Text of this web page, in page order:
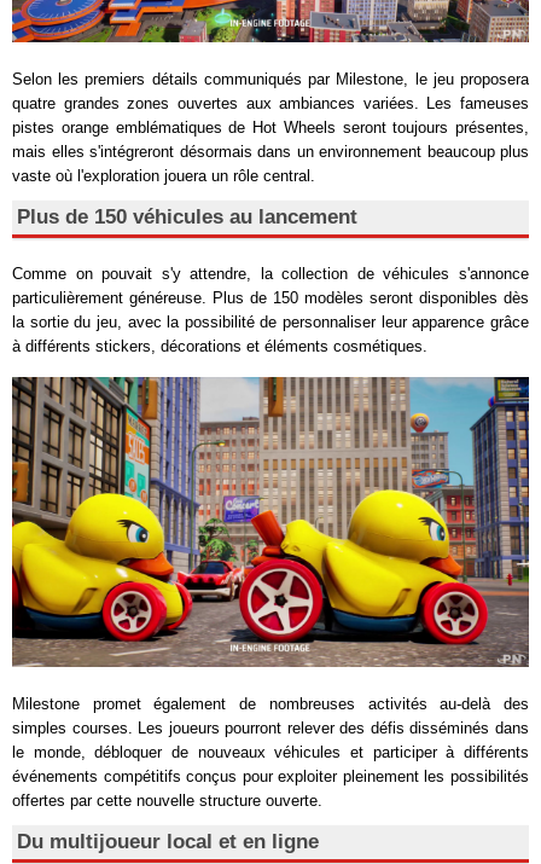
Selon les premiers détails communiqués par Milestone, le jeu proposera
quatre grandes zones ouvertes aux ambiances variées. Les fameuses
pistes orange emblématiques de Hot Wheels seront toujours présentes,
mais elles s'intégreront désormais dans un environnement beaucoup plus
vaste où l'exploration jouera un rôle central.
Plus de 150 véhicules au lancement
Comme on pouvait s'y attendre, la collection de véhicules s'annonce
particulièrement généreuse. Plus de 150 modèles seront disponibles dès
la sortie du jeu, avec la possibilité de personnaliser leur apparence grâce
à différents stickers, décorations et éléments cosmétiques.
Milestone promet également de nombreuses activités au-delà des
simples courses. Les joueurs pourront relever des défis disséminés dans
le monde, débloquer de nouveaux véhicules et participer à différents
événements compétitifs conçus pour exploiter pleinement les possibilités
offertes par cette nouvelle structure ouverte.
Du multijoueur local et en ligne